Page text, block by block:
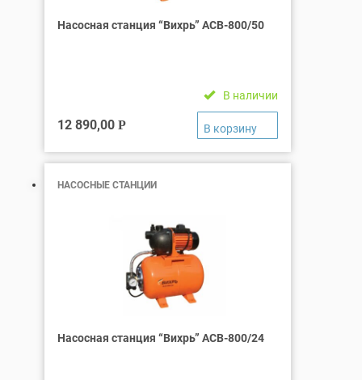
Насосная станция “Вихрь” АСВ-800/50
В наличии
12 890,00 Р
НАСОСНЫЕ СТАНЦИИ
Насосная станция “Вихрь” АСВ-800/24